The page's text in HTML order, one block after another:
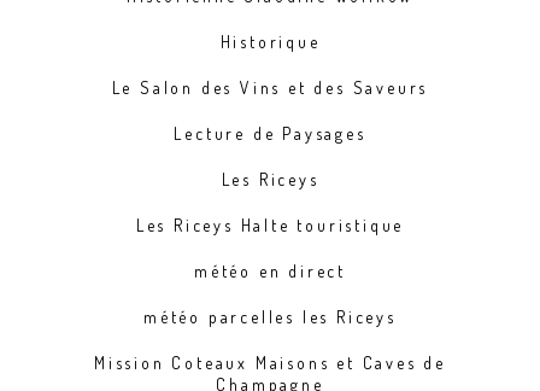
Historique
Le Salon des Vins et des Saveurs
Lecture de Paysages
Les Riceys
Les Riceys Halte touristique
météo en direct
météo parcelles les Riceys
Mission Coteaux Maisons et Caves de
Champagne